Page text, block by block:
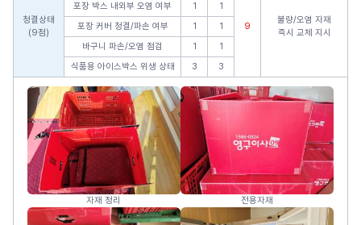
청결상태
(9점)
9
불량/오염 자재
즉시 교체 지시
포장 박스 내외부 오염 여부 1
1
포장 커버 청결/파손 여부
1
1
바구니 파손/오염 점검
1
1
식품용 아이스박스 위생 상태
3 3
자재 정리 전용자재